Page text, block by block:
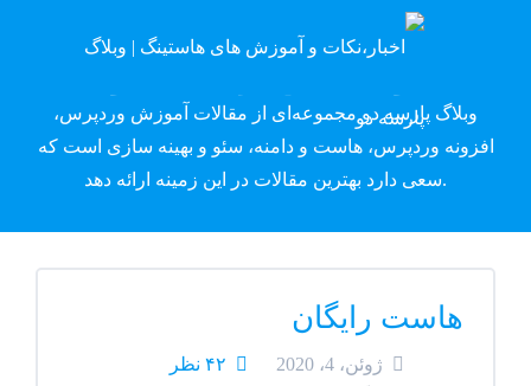
وبلاگ پارسه دِو
وبلاگ پارسه دو مجموعه‌ای از مقالات آموزش وردپرس،
افزونه وردپرس، هاست و دامنه، سئو و بهینه سازی است که
سعی دارد بهترین مقالات در این زمینه ارائه دهد.
هاست رایگان
ژوئن، 4، 2020 ۴۲ نظر